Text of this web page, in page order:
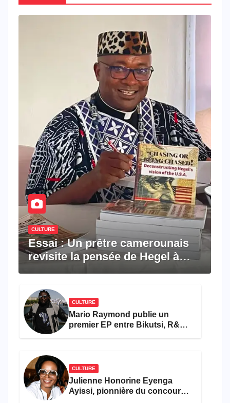
CULTURE
Essai : Un prêtre camerounais
revisite la pensée de Hegel à
CULTURE
Mario Raymond publie un
premier EP entre Bikutsi, R&B
CULTURE
Julienne Honorine Eyenga
Ayissi, pionnière du concours